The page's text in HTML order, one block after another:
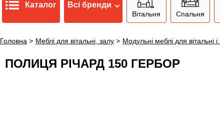
Каталог Всі бренди
Вітальня Спальня
Головна > Меблі для вітальні, залу > Модульні меблі для вітальні і
ПОЛИЦЯ РІЧАРД 150 ГЕРБОР